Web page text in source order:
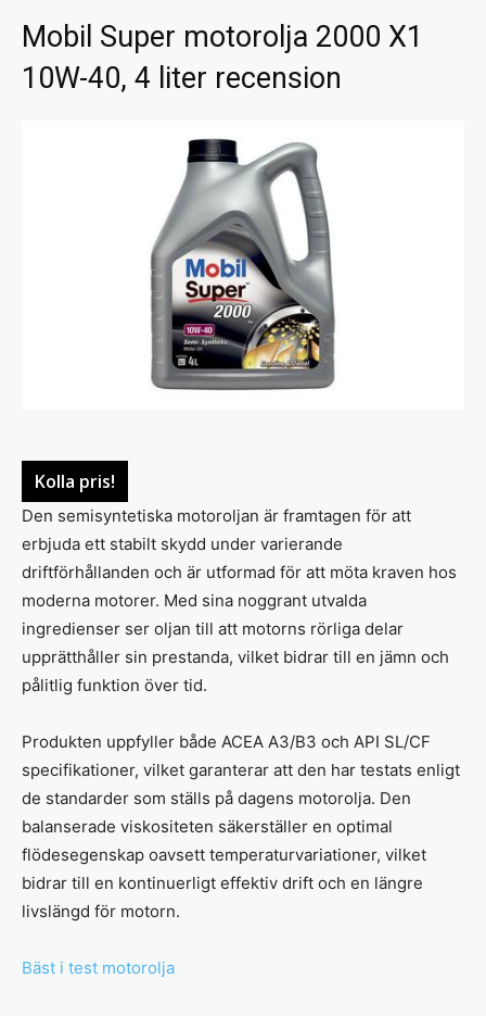
Mobil Super motorolja 2000 X1
10W-40, 4 liter recension
Kolla pris!
Den semisyntetiska motoroljan är framtagen för att
erbjuda ett stabilt skydd under varierande
driftförhållanden och är utformad för att möta kraven hos
moderna motorer. Med sina noggrant utvalda
ingredienser ser oljan till att motorns rörliga delar
upprätthåller sin prestanda, vilket bidrar till en jämn och
pålitlig funktion över tid.
Produkten uppfyller både ACEA A3/B3 och API SL/CF
specifikationer, vilket garanterar att den har testats enligt
de standarder som ställs på dagens motorolja. Den
balanserade viskositeten säkerställer en optimal
flödesegenskap oavsett temperaturvariationer, vilket
bidrar till en kontinuerligt effektiv drift och en längre
livslängd för motorn.
Bäst i test motorolja